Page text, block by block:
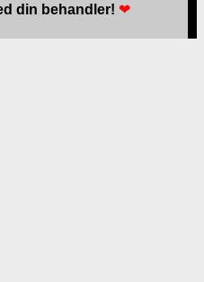
din behandler! ❤